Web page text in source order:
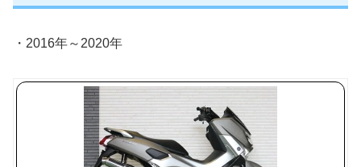
・2016年～2020年